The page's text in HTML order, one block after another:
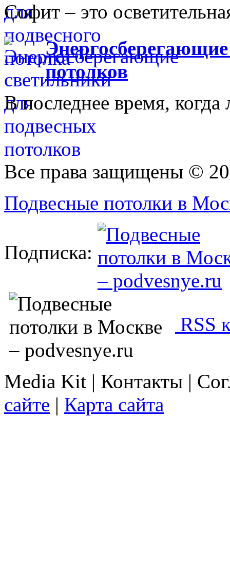
Софит – это
потолков
В последнее время,
Все права защищены ©
Подвесные потолки в
Подписка:
RSS
Media Kit | Контакты |
сайте | Карта сайта